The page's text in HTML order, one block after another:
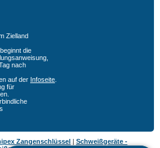
Zielland
die
nach
auf der Infoseite
für
Zangenschlüssel | Schweißgeräte -